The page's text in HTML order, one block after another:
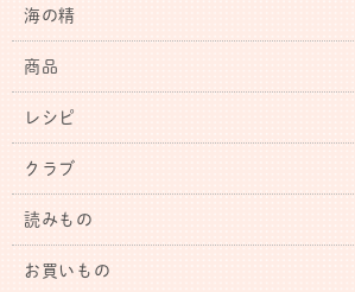
海の精
商品
レシピ
クラブ
読みもの
お買いもの